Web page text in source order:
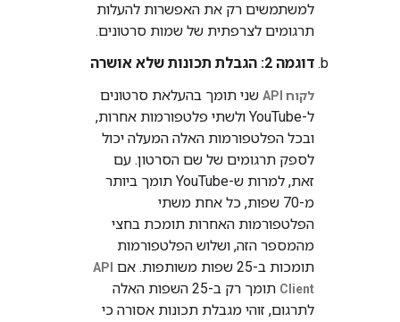
למשתמשים רק את האפשרות להעלות
תרגומים לצרפתית של שמות סרטונים.
דוגמה 2: הגבלת תכונות שלא אושרה
לקוח API
שני תומך בהעלאת סרטונים
ל-YouTube ולשתי פלטפורמות אחרות,
ובכל הפלטפורמות האלה המעלה יכול
לספק תרגומים של שם הסרטון. עם
זאת, למרות ש-YouTube תומך ביותר
מ-70 שפות, כל אחת משתי
הפלטפורמות האחרות תומכת בחצי
מהמספר הזה, ושלוש הפלטפורמות
תומכות ב-25 שפות משותפות. אם
API
Client
תומך רק ב-25 השפות האלה
לתרגום, זוהי מגבלת תכונות אסורה כי